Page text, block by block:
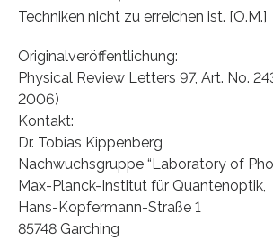
Techniken nicht zu erreichen ist. [O.M.]
Originalveröffentlichung:
Physical Review Letters 97, Art. No.
2006)
Kontakt:
Dr. Tobias Kippenberg
Nachwuchsgruppe “Laboratory of
Max-Planck-Institut für Quantenoptik,
Hans-Kopfermann-Straße 1
85748 Garching